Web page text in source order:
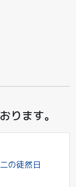
ります。
の徒然日